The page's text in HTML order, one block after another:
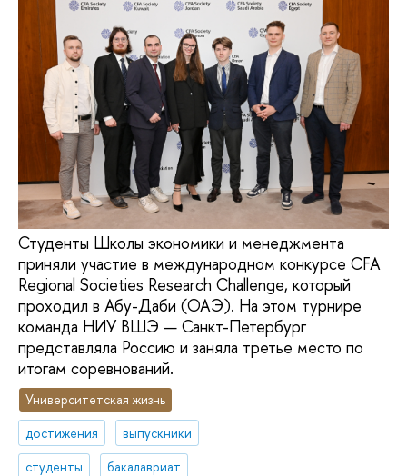
Студенты Школы экономики и менеджмента
приняли участие в международном конкурсе CFA
Regional Societies Research Challenge, который
проходил в Абу-Даби (ОАЭ). На этом турнире
команда НИУ ВШЭ — Санкт-Петербург
представляла Россию и заняла третье место по
итогам соревнований.
Университетская жизнь
достижения
выпускники
студенты
бакалавриат